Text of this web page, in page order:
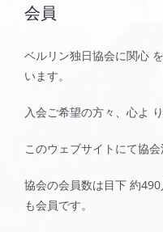
会員
ベルリン独日協会に関心
います。
入会ご希望の方々、心よ
このウェブサイトにて協
協会の会員数は目下 約
も会員です。